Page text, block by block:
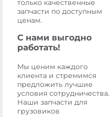
только качественные
запчасти по доступным
ценам.
С нами выгодно
работать!
Мы ценим каждого
клиента и стремимся
предложить лучшие
условия сотрудничества.
Наши запчасти для
грузовиков